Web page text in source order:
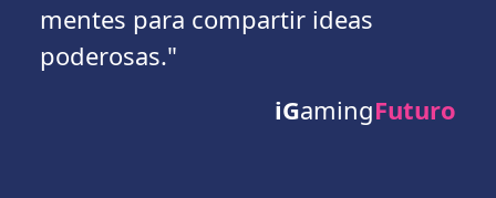
mentes para compartir ideas
poderosas."
iGamingFuturo